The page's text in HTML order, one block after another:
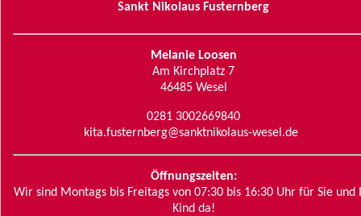
Sankt Nikolaus Fusternberg
Melanie Loosen
Am Kirchplatz 7
46485 Wesel
0281 3002669840
kita.fusternberg@sanktnikolaus-wesel.de
Öffnungszeiten:
Wir sind Montags bis Freitags von 07:30 bis 16:30 Uhr für Sie und
Kind da!